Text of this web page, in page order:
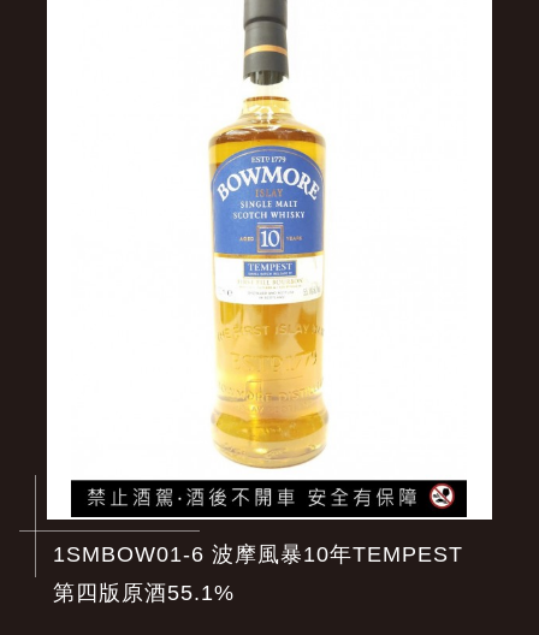
1SMBOW01-6 波摩風暴10年TEMPEST
第四版原酒55.1%